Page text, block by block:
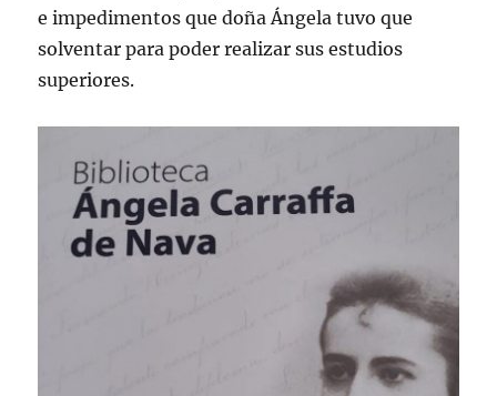
e impedimentos que doña Ángela tuvo que
solventar para poder realizar sus estudios
superiores.